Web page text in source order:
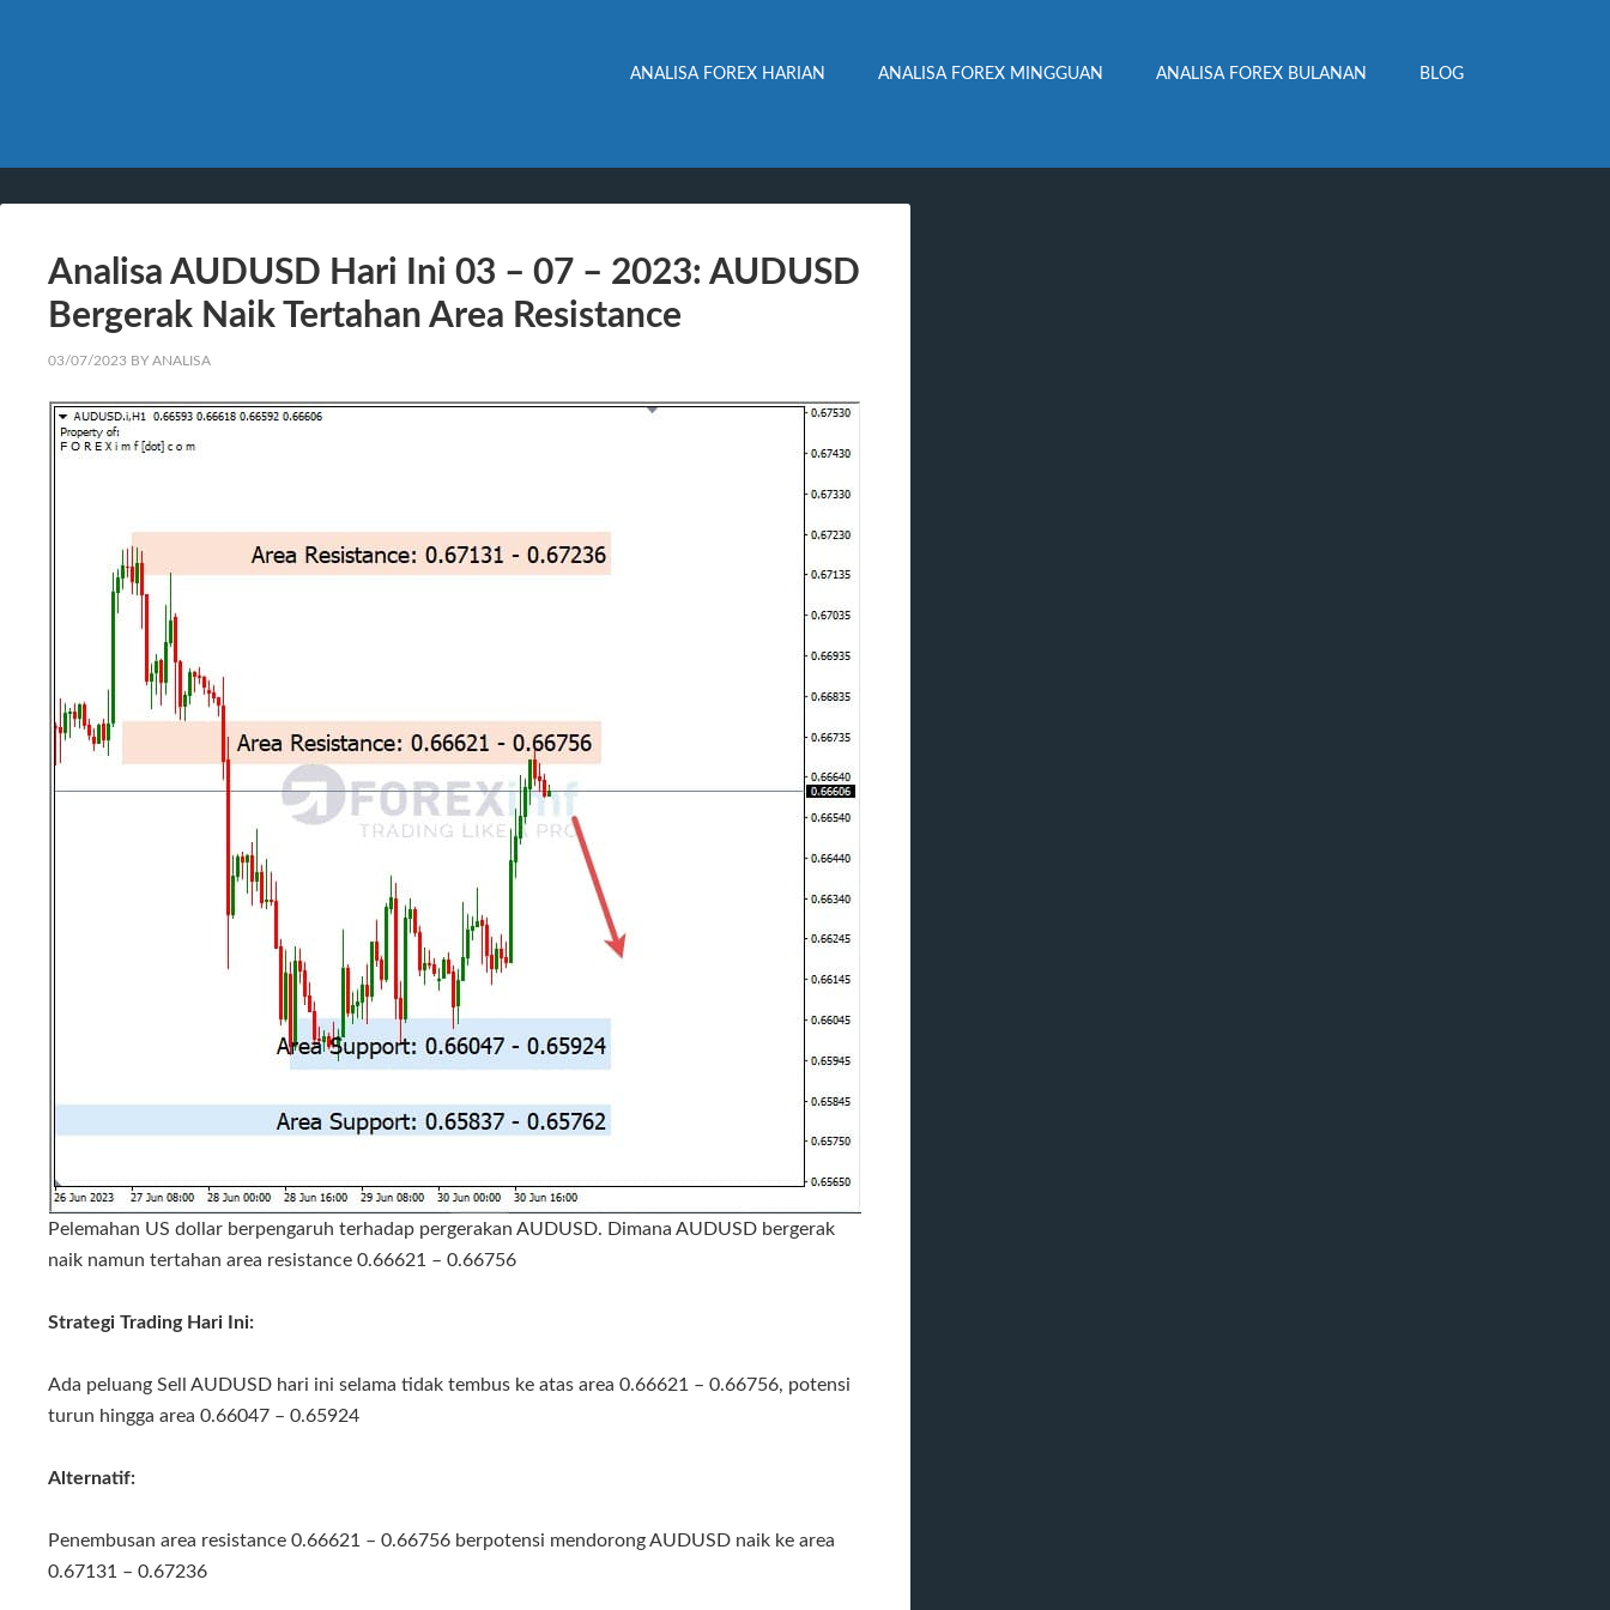
ANALISA FOREX HARIAN ANALISA FOREX MINGGUAN ANALISA FOREX BULANAN BLOG
Analisa AUDUSD Hari Ini 03 – 07 – 2023: AUDUSD
Bergerak Naik Tertahan Area Resistance
03/07/2023 BY ANALISA
Pelemahan US dollar berpengaruh terhadap pergerakan AUDUSD. Dimana AUDUSD bergerak
naik namun tertahan area resistance 0.66621 – 0.66756
Strategi Trading Hari Ini:
Ada peluang Sell AUDUSD hari ini selama tidak tembus ke atas area 0.66621 – 0.66756, potensi
turun hingga area 0.66047 – 0.65924
Alternatif:
Penembusan area resistance 0.66621 – 0.66756 berpotensi mendorong AUDUSD naik ke area
0.67131 – 0.67236